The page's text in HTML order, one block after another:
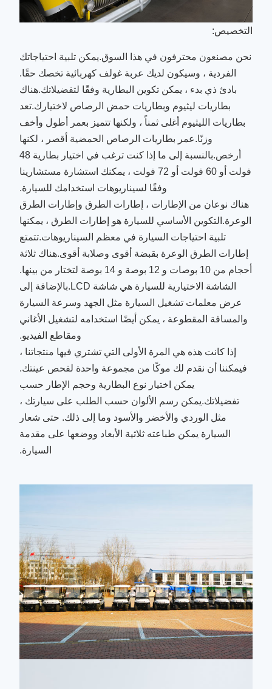
التخصيص:
نحن مصنعون محترفون في هذا السوق.يمكن تلبية احتياجاتك
الفردية ، وسيكون لديك عربة غولف كهربائية تخصك حقًا.
بادئ ذي بدء ، يمكن تكوين البطارية وفقًا لتفضيلاتك.هناك
بطاريات ليثيوم وبطاريات حمض الرصاص لاختيارك.تعد
بطاريات الليثيوم أغلى ثمناً ، ولكنها تتميز بعمر أطول وأخف
وزنًا.عمر بطاريات الرصاص الحمضية أقصر ، لكنها
أرخص.بالنسبة إلى ما إذا كنت ترغب في اختيار بطارية 48
فولت أو 60 فولت أو 72 فولت ، يمكنك استشارة مستشارينا
وفقًا لسيناريوهات استخدامك للسيارة.
هناك نوعان من الإطارات ، إطارات الطرق وإطارات الطرق
الوعرة.التكوين الأساسي للسيارة هو إطارات الطرق ، يمكنها
تلبية احتياجات السيارة في معظم السيناريوهات.تتمتع
إطارات الطرق الوعرة بقبضة أقوى وصلابة أقوى.هناك ثلاثة
أحجام من 10 بوصات و 12 بوصة و 14 بوصة لتختار من بينها.
الشاشة الاختيارية للسيارة هي شاشة LCD.بالإضافة إلى
عرض معلمات تشغيل السيارة مثل الجهد وسرعة السيارة
والمسافة المقطوعة ، يمكن أيضًا استخدامه لتشغيل الأغاني
ومقاطع الفيديو.
إذا كانت هذه هي المرة الأولى التي تشتري فيها منتجاتنا ،
فيمكننا أن نقدم لك موكًا من مجموعة واحدة لفحص عينتك.
يمكن اختيار نوع البطارية وحجم الإطار حسب
تفضيلاتك.يمكن رسم الألوان حسب الطلب على سيارتك ،
مثل الوردي والأخضر والأسود وما إلى ذلك. حتى شعار
السيارة يمكن طباعته ثلاثية الأبعاد ووضعها على مقدمة
السيارة.